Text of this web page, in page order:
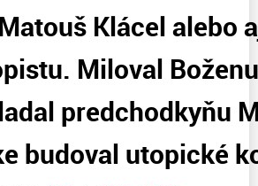
Klácel alebo
Miloval
predchodkyňu
budoval utopické